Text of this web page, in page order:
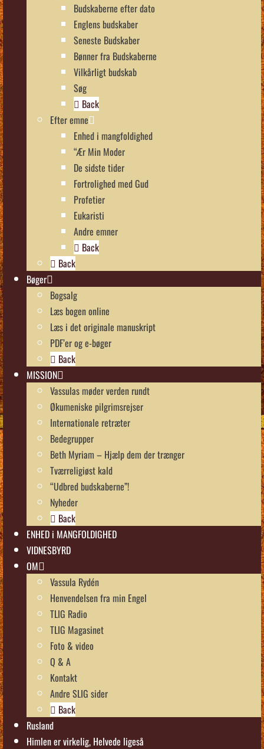
Budskaberne efter dato
Englens budskaber
Seneste Budskaber
Bønner fra Budskaberne
Vilkårligt budskab
Søg
Back
Efter emne
Enhed i mangfoldighed
“Ær Min Moder
De sidste tider
Fortrolighed med Gud
Profetier
Eukaristi
Andre emner
Back
Back
Bøger
Bogsalg
Læs bogen online
Læs i det originale manuskript
PDF’er og e-bøger
Back
MISSION
Vassulas møder verden rundt
Økumeniske pilgrimsrejser
Internationale retræter
Bedegrupper
Beth Myriam – Hjælp dem der trænger
Tværreligiøst kald
“Udbred budskaberne”!
Nyheder
Back
ENHED i MANGFOLDIGHED
VIDNESBYRD
OM
Vassula Rydén
Henvendelsen fra min Engel
TLIG Radio
TLIG Magasinet
Foto & video
Q & A
Kontakt
Andre SLIG sider
Back
Rusland
Himlen er virkelig, Helvede ligeså